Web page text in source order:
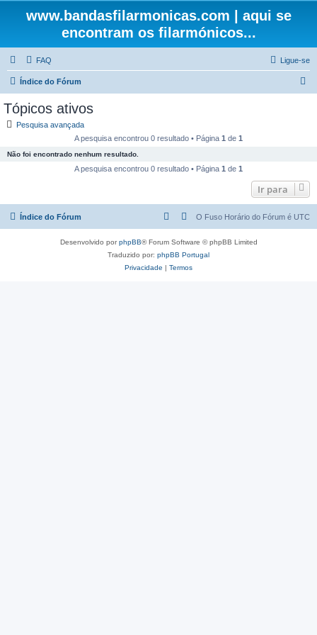
www.bandasfilarmonicas.com | aqui se
encontram os filarmónicos...
FAQ Ligue-se
Índice do Fórum
s
r
Tópicos ativos
Pesquisa avançada
A pesquisa encontrou 0 resultado • Página 1 de 1
Não foi encontrado nenhum resultado.
A pesquisa encontrou 0 resultado • Página 1 de 1
Ir para
Índice do Fórum O Fuso Horário do Fórum é UTC
Desenvolvido porphpBB® Forum Software © phpBB Limited
Traduzido por: phpBB Portugal
Privacidade | Termos